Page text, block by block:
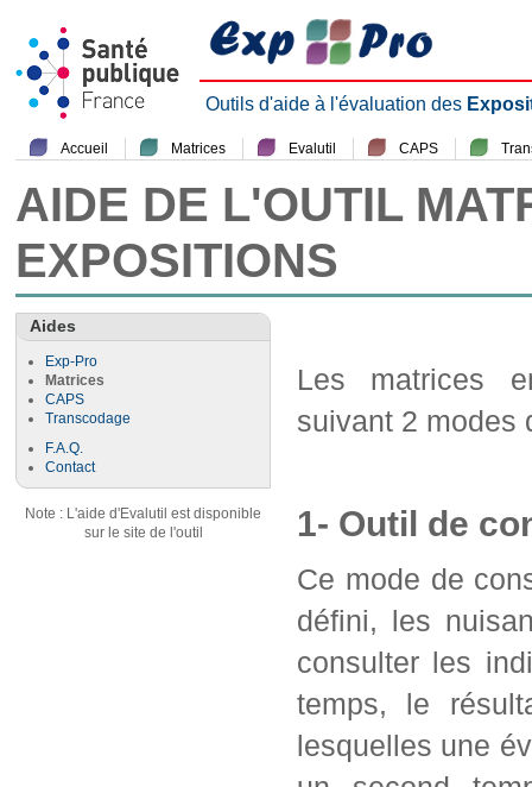
Outils d'aide à l'évaluation des
Accueil Matrices Evalutil CAPS
AIDE DE L'OUTIL
EXPOSITIONS
Aides
Exp-Pro
Matrices
CAPS
Transcodage
F.A.Q.
Contact
Note : L'aide d'Evalutil est disponible
sur le site de l'outil
Les matrices
suivant 2 modes
1- Outil de
Ce mode de
défini, les
consulter les
temps, le
lesquelles une